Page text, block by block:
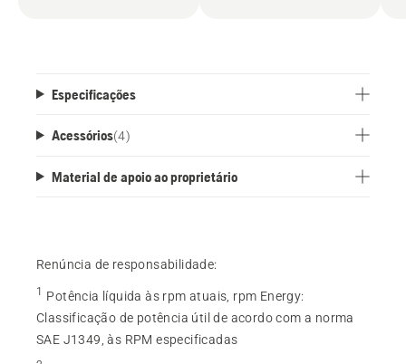
Especificações
Acessórios(4)
Material de apoio ao proprietário
Renúncia de responsabilidade:
1 Potência líquida às rpm atuais, rpm Energy:
Classificação de potência útil de acordo com a norma
SAE J1349, às RPM especificadas